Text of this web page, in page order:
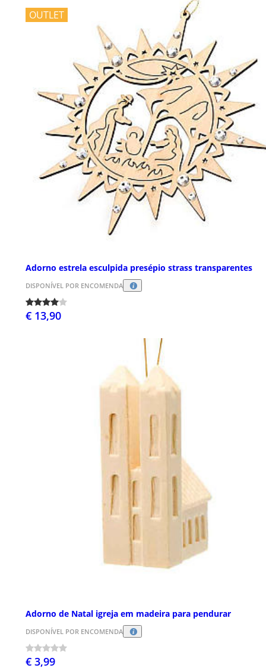
OUTLET
Adorno estrela esculpida presépio strass transparentes
DISPONÍVEL POR ENCOMENDA
€ 13,90
Adorno de Natal igreja em madeira para pendurar
DISPONÍVEL POR ENCOMENDA
€ 3,99